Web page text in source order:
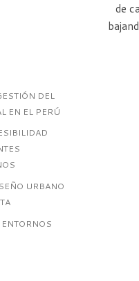
de
DEL
EN EL PERÚ
URBANO